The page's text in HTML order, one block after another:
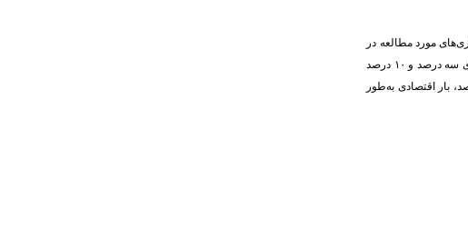
بار اقتصادی بیماری‌های مورد مطالعه در
به‌منظور بررسی حساسیت برآورد بار اقتصادی نسبت به نرخ‌های متفاوت تنزیل، محاسبات مشابه با نرخ‌های سه درصد و ۱۰ درصد
که با کاهش نرخ تنزیل به سه درصد، مجموع بار اقتصادی بیماری‌ها حدود ۹ تا ۱۲ درصد افزایش یافت، در حالی‌که با افزایش نرخ تنزیل به 10 درصد، بار اقتصادی به‌طور